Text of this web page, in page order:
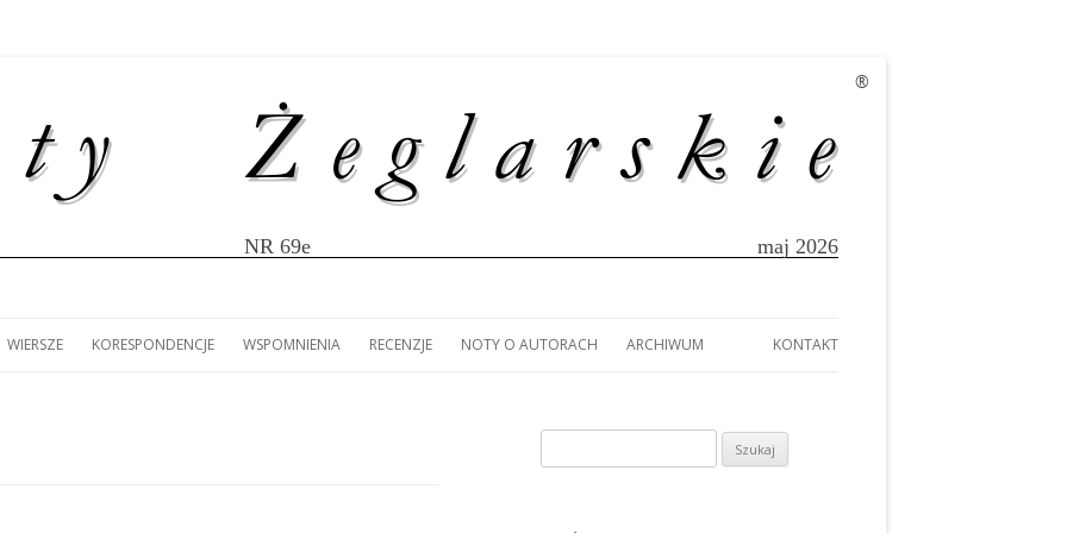
NR 69e maj 2026
®
do
AMERYKI
WIERSZE KORESPONDENCJE WSPOMNIENIA RECENZJE NOTY O AUTORACH ARCHIWUM KONTAKT